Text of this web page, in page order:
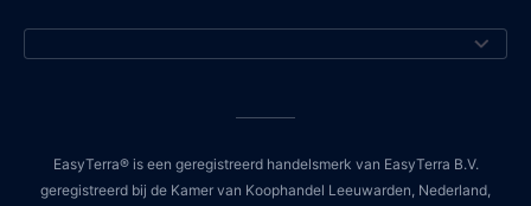
EasyTerra® is een geregistreerd handelsmerk van EasyTerra B.V.
geregistreerd bij de Kamer van Koophandel Leeuwarden, Nederland,